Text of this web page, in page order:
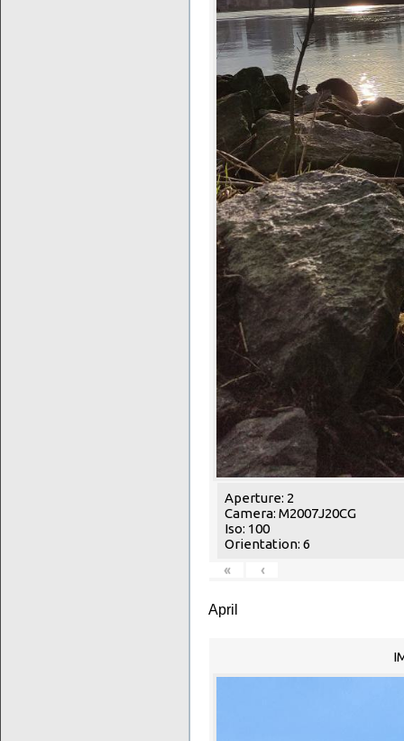
Aperture: 2
Camera: M2007J20CG
Iso: 100
Orientation: 6
«
‹
April